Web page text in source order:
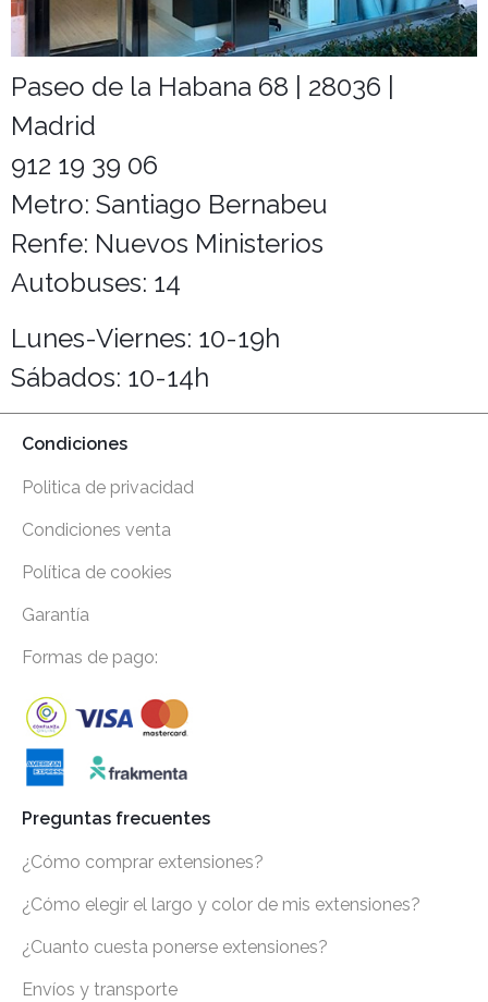
Paseo de la Habana 68 | 28036 |
Madrid
912 19 39 06
Metro: Santiago Bernabeu
Renfe: Nuevos Ministerios
Autobuses: 14
Lunes-Viernes: 10-19h
Sábados: 10-14h
Condiciones
Politica de privacidad
Condiciones venta
Política de cookies
Garantía
Formas de pago:
Preguntas frecuentes
¿Cómo comprar extensiones?
¿Cómo elegir el largo y color de mis extensiones?
¿Cuanto cuesta ponerse extensiones?
Envíos y transporte